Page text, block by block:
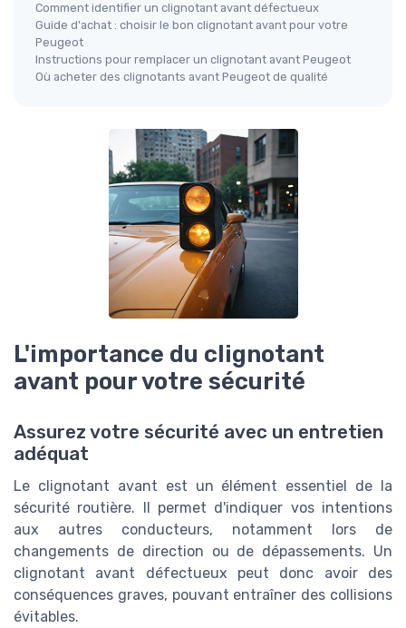
Comment identifier un clignotant avant défectueux
Guide d'achat : choisir le bon clignotant avant pour votre
Peugeot
Instructions pour remplacer un clignotant avant Peugeot
Où acheter des clignotants avant Peugeot de qualité
L'importance du clignotant
avant pour votre sécurité
Assurez votre sécurité avec un entretien
adéquat
Le clignotant avant est un élément essentiel de la
sécurité routière. Il permet d'indiquer vos intentions
aux autres conducteurs, notamment lors de
changements de direction ou de dépassements. Un
clignotant avant défectueux peut donc avoir des
conséquences graves, pouvant entraîner des collisions
évitables.